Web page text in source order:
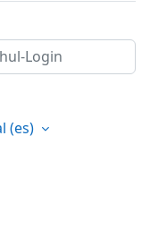
Login
‎(es)‎